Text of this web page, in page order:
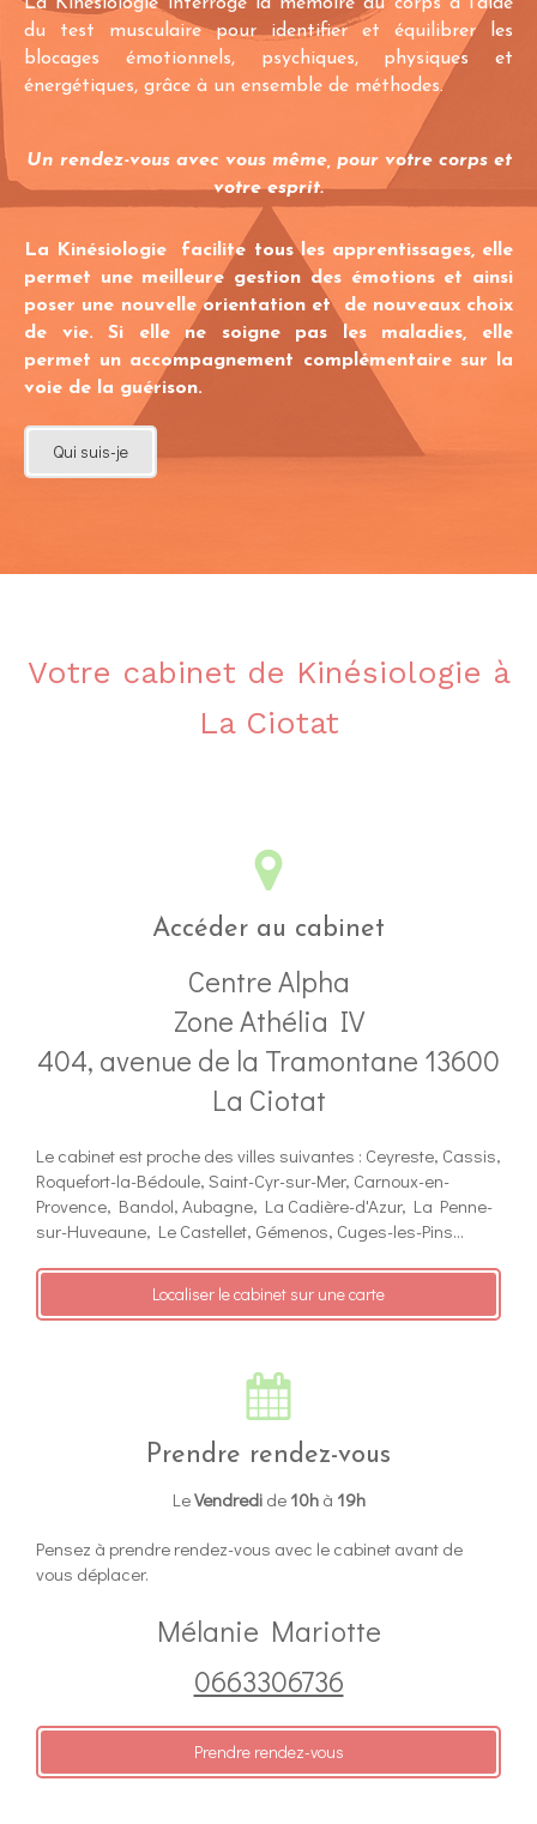
du test musculaire pour identifier et équilibrer les
blocages émotionnels, psychiques, physiques et
énergétiques, grâce à un ensemble de méthodes.
Un rendez-vous avec vous même, pour votre corps et
votre esprit.
La Kinésiologie facilite tous les apprentissages, elle
permet une meilleure gestion des émotions et ainsi
poser une nouvelle orientation et de nouveaux choix
de vie. Si elle ne soigne pas les maladies, elle
permet un accompagnement complémentaire sur la
voie de la guérison.
Qui suis-je
Votre cabinet de Kinésiologie à
La Ciotat
Accéder au cabinet
Centre Alpha
Zone Athélia IV
404, avenue de la Tramontane 13600
La Ciotat
Le cabinet est proche des villes suivantes : Ceyreste, Cassis,
Roquefort-la-Bédoule, Saint-Cyr-sur-Mer, Carnoux-en-
Provence, Bandol, Aubagne, La Cadière-d'Azur, La Penne-
sur-Huveaune, Le Castellet, Gémenos, Cuges-les-Pins...
Localiser le cabinet sur une carte
Prendre rendez-vous
LeVendredide 10hà 19h
Pensez à prendre rendez-vous avec le cabinet avant de
vous déplacer.
Mélanie Mariotte
0663306736
Prendre rendez-vous